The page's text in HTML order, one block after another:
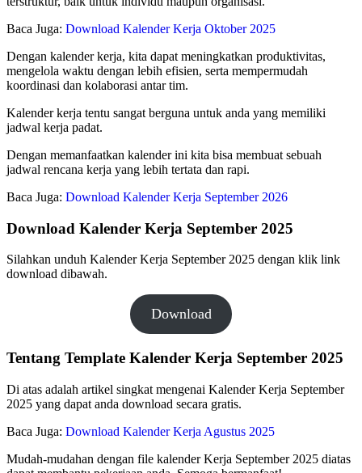
Baca Juga: Download Kalender Kerja Oktober 2025
Dengan kalender kerja, kita dapat meningkatkan produktivitas,
mengelola waktu dengan lebih efisien, serta mempermudah
koordinasi dan kolaborasi antar tim.
Kalender kerja tentu sangat berguna untuk anda yang memiliki
jadwal kerja padat.
Dengan memanfaatkan kalender ini kita bisa membuat sebuah
jadwal rencana kerja yang lebih tertata dan rapi.
Baca Juga: Download Kalender Kerja September 2026
Download Kalender Kerja September 2025
Silahkan unduh Kalender Kerja September 2025 dengan klik link
download dibawah.
Download
Tentang Template Kalender Kerja September 2025
Di atas adalah artikel singkat mengenai Kalender Kerja September
2025 yang dapat anda download secara gratis.
Baca Juga: Download Kalender Kerja Agustus 2025
Mudah-mudahan dengan file kalender Kerja September 2025 diatas